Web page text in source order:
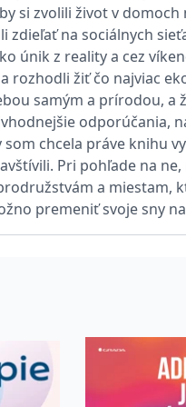
si zvolili život v domoch
na sociálnych
únik z reality a cez
žiť čo najviac
samým a prírodou, a
odporúčania,
chcela práve knihu
Pri pohľade na
a miestam,
premeniť svoje sny
Lze jej nastavit pomocí
uživatelů.
bude pravděpodobně použit
koncový uživatel používá webové
používání webu pro interní
aby zjistila, zda prohlížeč
a shromažďuje údaje o aktivitě na